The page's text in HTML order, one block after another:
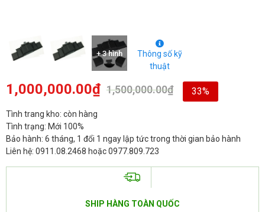
+ 3 hình
Thông số kỹ
thuật
1,500,000.00₫
1,000,000.00₫ 33%
Tình trang kho: còn hàng
Tình trạng: Mới 100%
Bảo hành: 6 tháng, 1 đổi 1 ngay lập tức trong thời gian bảo hành
Liên hệ: 0911.08.2468 hoặc 0977.809.723
SHIP HÀNG TOÀN QUỐC